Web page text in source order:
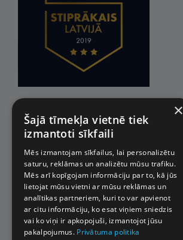
×
Šajā tīmekļa vietnē tiek
izmantoti sīkfaili
Mēs izmantojam sīkfailus, lai personalizētu
saturu, reklāmas un analizētu mūsu trafiku.
Mēs arī kopīgojam informāciju par to, kā jūs
lietojat mūsu vietni ar mūsu reklāmas un
analītikas partneriem, kuri to var apvienot
ar citu informāciju, ko esat viņiem sniedzis
vai ko viņi ir apkopojuši, izmantojot jūsu
pakalpojumus. Privātuma politika